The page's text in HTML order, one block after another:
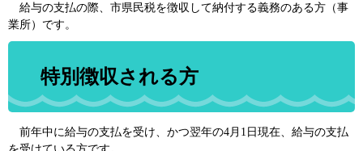
給与の支払の際、市県民税を徴収して納付する義務のある方（事
業所）です。
特別徴収される方
前年中に給与の支払を受け、かつ翌年の4月1日現在、給与の支払